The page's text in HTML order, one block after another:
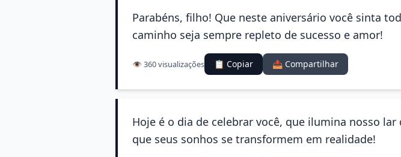
Parabéns, filho! Que neste aniversário você sinta
caminho seja sempre repleto de sucesso e amor!
👁️ 360 visualizações 📋 Copiar 📤 Compartilhar
Hoje é o dia de celebrar você, que ilumina nosso
que seus sonhos se transformem em realidade!